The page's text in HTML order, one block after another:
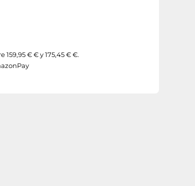
€ € y 175,45 € €.